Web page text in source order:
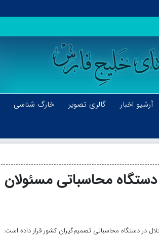
آرشیو اخبار گالری تصویر خارگ شناسی
محاسباتی مسئولان
در دستگاه محاسباتی تصمیم‌گیران کشور قرار داده است.